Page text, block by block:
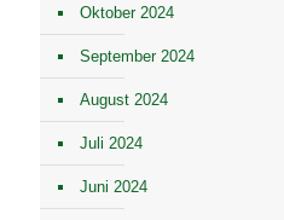
Oktober 2024
September 2024
August 2024
Juli 2024
Juni 2024